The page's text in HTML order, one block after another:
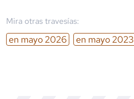
Mira otras travesías:
en mayo 2026 en mayo 2023